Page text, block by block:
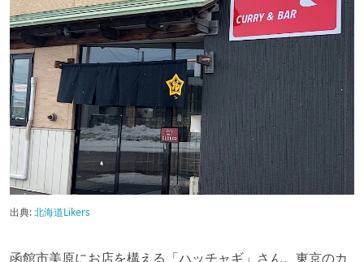
出典:北海道Likers
函館市美原にお店を構える「ハッチャギ」さん。東京のカ